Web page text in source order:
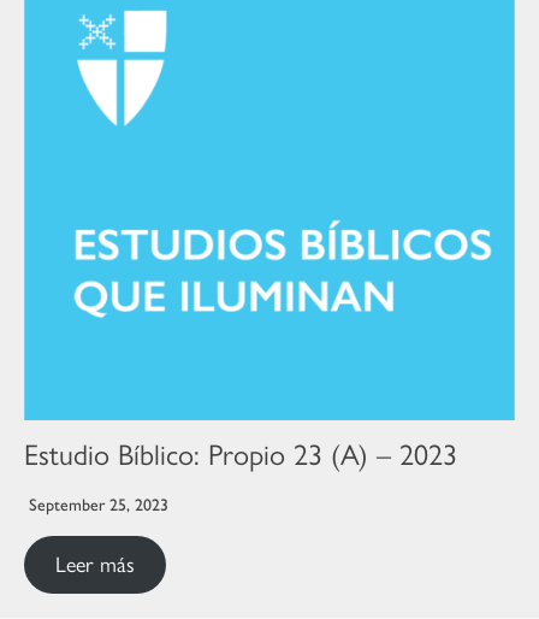
Estudio Bíblico: Propio 23 (A) – 2023
September 25, 2023
Leer más